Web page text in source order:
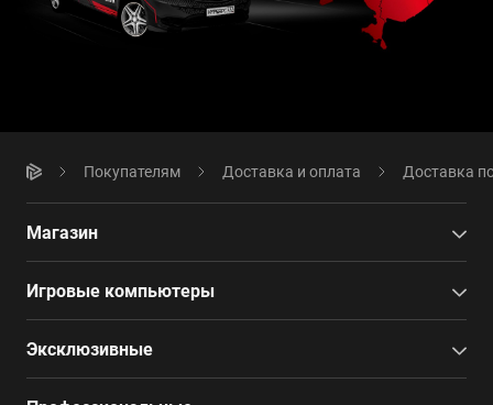
Покупателям Доставка и оплата Доставка
Магазин
Игровые компьютеры
Эксклюзивные